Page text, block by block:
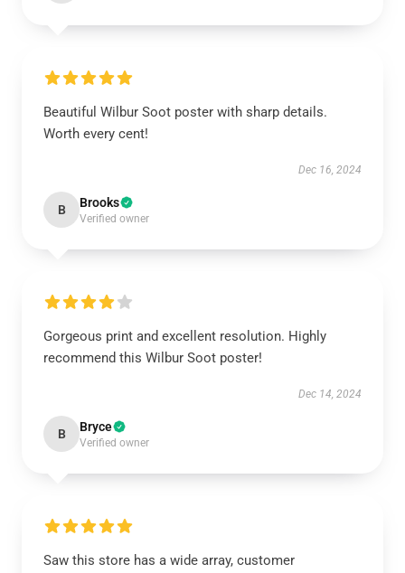
Beautiful Wilbur Soot poster with sharp details.
Worth every cent!
Dec 16, 2024
B Brooks
Verified owner
Gorgeous print and excellent resolution. Highly
recommend this Wilbur Soot poster!
Dec 14, 2024
B Bryce
Verified owner
Saw this store has a wide array, customer